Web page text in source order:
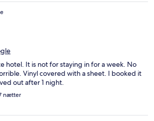
If you have access to a pole dancer
in itself. The bed in the arab is not
but comes with silky drapes and the pole
much nicer. Overall I like the layout of the
room and semcasiones rooms. This end of
the highway a little.
hotel. It is not for staying in for a week. No
Vinyl covered with a sheet. I booked it
out after 1 night.
nætter